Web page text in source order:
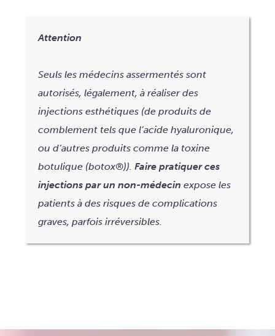
Attention
Seuls les médecins assermentés sont
autorisés, légalement, à réaliser des
injections esthétiques (de produits de
comblement tels que l’acide hyaluronique,
ou d’autres produits comme la toxine
botulique (botox®)).Faire pratiquer ces
injections par un non-médecin expose les
patients à des risques de complications
graves, parfois irréversibles.